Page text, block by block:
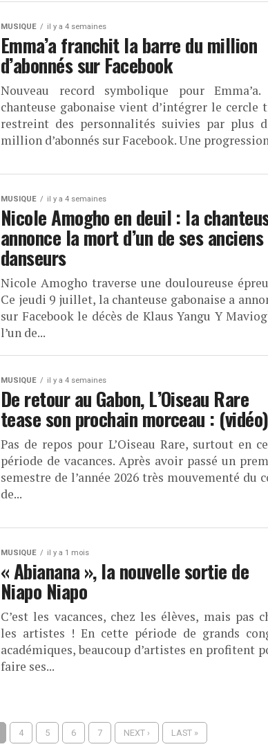
MUSIQUE il y a 4 semaines
Emma’a franchit la barre du million
d’abonnés sur Facebook
Nouveau record symbolique pour Emma’a.
chanteuse gabonaise vient d’intégrer le cercle
restreint des personnalités suivies par plus
million d’abonnés sur Facebook. Une
MUSIQUE il y a 4 semaines
Nicole Amogho en deuil : la
annonce la mort d’un de ses anciens
danseurs
Nicole Amogho traverse une douloureuse
Ce jeudi 9 juillet, la chanteuse gabonaise a
sur Facebook le décès de Klaus Yangu Y
l’un de...
MUSIQUE il y a 4 semaines
De retour au Gabon, L’Oiseau Rare
tease son prochain morceau : (vidéo)
Pas de repos pour L’Oiseau Rare, surtout en
période de vacances. Après avoir passé un
semestre de l’année 2026 très mouvementé du
de...
MUSIQUE il y a 1 mois
« Abianana », la nouvelle sortie de
Niapo Niapo
C’est les vacances, chez les élèves, mais pas
les artistes ! En cette période de grands
académiques, beaucoup d’artistes en profitent
faire ses...
4 5 6 7 NEXT › LAST »